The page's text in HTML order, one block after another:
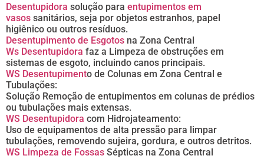
Desentupidora solução para entupimentos em
vasos sanitários, seja por objetos estranhos, papel
higiênico ou outros resíduos.
Desentupimento de Esgotos na Zona Central
Ws Desentupidora faz a Limpeza de obstruções em
sistemas de esgoto, incluindo canos principais.
WS Desentupimento de Colunas em Zona Central e
Tubulações:
Solução Remoção de entupimentos em colunas de prédios
ou tubulações mais extensas.
WS Desentupidora com Hidrojateamento:
Uso de equipamentos de alta pressão para limpar
tubulações, removendo sujeira, gordura, e outros detritos.
WS Limpeza de Fossas Sépticas na Zona Central